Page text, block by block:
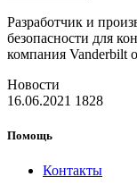
Разработчик и
безопасности для
компания Vanderbilt
Новости
16.06.2021 1828
Помощь
Контакты